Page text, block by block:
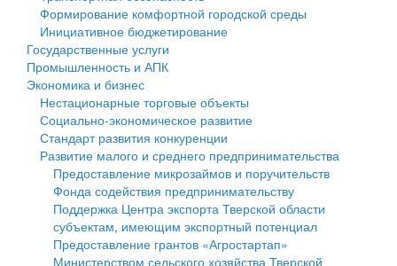
Государственные услуги
Промышленность и АПК
Экономика и бизнес
Символика
Устав
Гостям округа
Туризм
Культура
Образование
Здравоохранение
муниципального округа Тверской области
Администрация Кашинского муниципального округа
Тверской области
Управление сельскими территориями
Открытые данные
Работа с обращениями граждан
Муниципальный контроль
Финансовое управление
Бюджет для граждан
Имущество
Выявление правообладателей ранее учтенных
объектов недвижимости
Имущественная поддержка субъектов малого и
среднего предпринимательства
Формирование комфортной городской среды
Инициативное бюджетирование
Государственные услуги
Промышленность и АПК
Экономика и бизнес
Нестационарные торговые объекты
Социально-экономическое развитие
Стандарт развития конкуренции
Развитие малого и среднего предпринимательства
Предоставление микрозаймов и поручительств
Фонда содействия предпринимательству
Поддержка Центра экспорта Тверской области
субъектам, имеющим экспортный потенциал
Предоставление грантов «Агростартап»
Министерством сельского хозяйства Тверской